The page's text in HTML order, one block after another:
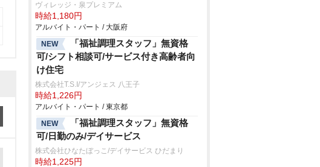
ヴィレッジ・泉プレミアム
時給1,180円
アルバイト・パート / 大阪府
NEW
「福祉調理スタッフ」無資格
可/シフト相談可/サービス付き高齢者向
け住宅
株式会社T.S.I/アンジェス 八王子
時給1,226円
アルバイト・パート / 東京都
NEW
「福祉調理スタッフ」無資格
可/日勤のみ/デイサービス
株式会社ひなたぼっこ/デイサービス ひだまり
時給1,225円